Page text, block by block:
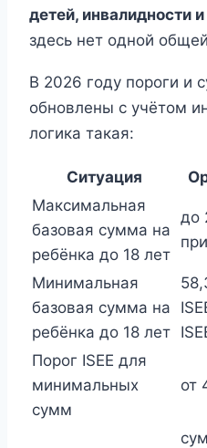
детей, инвалидности
здесь нет одной
В 2026 году пороги и
обновлены с учётом
логика такая:
Ситуация
Максимальная
базовая сумма на
ребёнка до 18 лет
до
Минимальная
базовая сумма на
ребёнка до 18 лет
Порог ISEE для
минимальных
сумм
от